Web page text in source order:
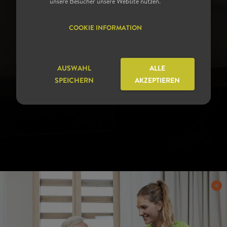
COOKIE INFORMATION
AUSWAHL
SPEICHERN
ALLE
AKZEPTIEREN